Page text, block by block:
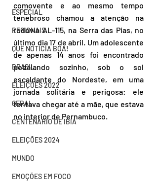
ESPECIAL
REGIONAIS
QUE NOTÍCIA BOA!
BRASIL
ELEIÇÕES 2022
GERAL
CENTENÁRIO DE IBIÁ
ELEIÇÕES 2024
MUNDO
EMOÇÕES EM FOCO
comovente e ao mesmo tempo
tenebroso chamou a atenção na
rodovia AL-115, na Serra das Pias, no
último dia 17 de abril. Um adolescente
de apenas 14 anos foi encontrado
pedalando sozinho, sob o sol
escaldante do Nordeste, em uma
jornada solitária e perigosa: ele
tentava chegar até a mãe, que estava
no interior de Pernambuco.